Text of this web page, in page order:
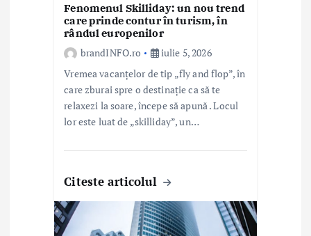
Fenomenul Skilliday: un nou trend
care prinde contur în turism, în
rândul europenilor
brandINFO.ro
iulie 5, 2026
Vremea vacanțelor de tip „fly and flop”, în
care zburai spre o destinație ca să te
relaxezi la soare, începe să apună . Locul
lor este luat de „skilliday”, un…
Citeste articolul